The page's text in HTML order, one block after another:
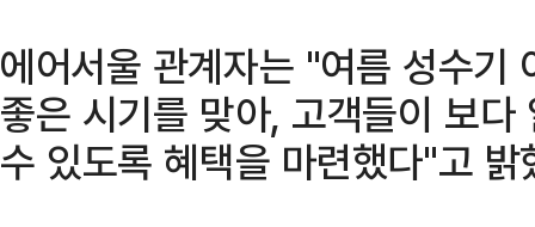
에어서울 관계자는 "여름 성수기
좋은 시기를 맞아, 고객들이 보
수 있도록 혜택을 마련했다"고 밝